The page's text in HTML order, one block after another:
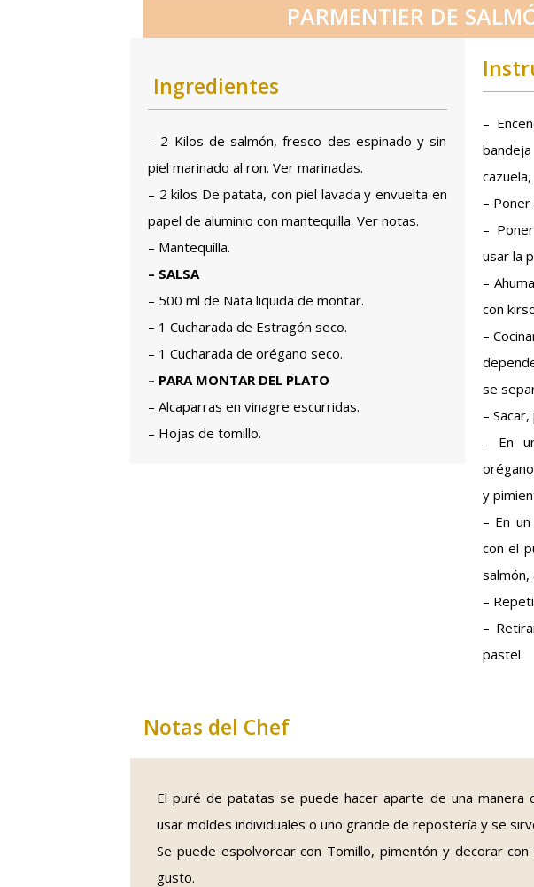
PARMENTIER DE
Ingredientes
– 2 Kilos de salmón, fresco des espinado y sin
piel marinado al ron. Ver marinadas.
– 2 kilos De patata, con piel lavada y envuelta en
papel de aluminio con mantequilla. Ver notas.
– Mantequilla.
– SALSA
– 500 ml de Nata liquida de montar.
– 1 Cucharada de Estragón seco.
– 1 Cucharada de orégano seco.
– PARA MONTAR DEL PLATO
– Alcaparras en vinagre escurridas.
– Hojas de tomillo.
–
–
–
usar la
–
con
–
se
–
– En
y
– En
con el
salmón,
–
–
pastel.
Notas del Chef
El puré de patatas se puede hacer aparte de una manera
usar moldes individuales o uno grande de repostería y se
Se puede espolvorear con Tomillo, pimentón y decorar
gusto.